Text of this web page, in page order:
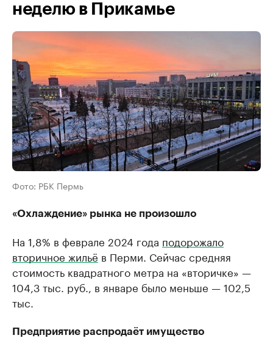
неделю в Прикамье
Фото: РБК Пермь
«Охлаждение» рынка не произошло
На 1,8% в феврале 2024 года подорожало
вторичное жильё в Перми. Сейчас средняя
стоимость квадратного метра на «вторичке» —
104,3 тыс. руб., в январе было меньше — 102,5
тыс.
Предприятие распродаёт имущество